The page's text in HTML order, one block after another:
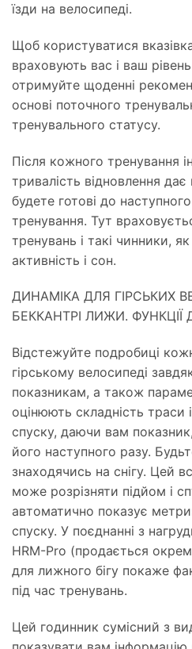
їзди на велосипеді.
Щоб користуватися
враховують вас і ваш рівень
отримуйте щоденні
основі поточного
тренувального статусу.
Після кожного тренування
тривалість відновлення
будете готові до
тренування. Тут
тренувань і такі чинники,
активність і сон.
ДИНАМІКА ДЛЯ ГІРСЬКИХ
БЕККАНТРІ ЛИЖИ. ФУНКЦІЇ
Відстежуйте подробиці
гірському велосипеді
показникам, а також
оцінюють складність траси
спуску, даючи вам
його наступного разу.
знаходячись на снігу. Цей
може розрізняти підйом і
автоматично показує
спуску. У поєднанні з
HRM-Pro (продається
для лижного бігу покаже
під час тренувань.
Цей годинник сумісний з